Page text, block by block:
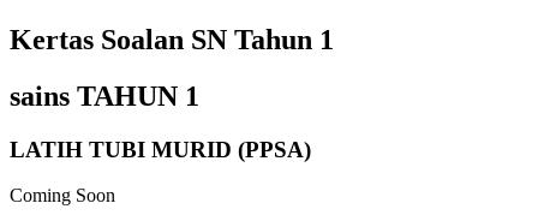
Kertas Soalan SN Tahun 1
sains TAHUN 1
LATIH TUBI MURID (PPSA)
Coming Soon